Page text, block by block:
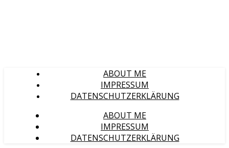
ABOUT ME
IMPRESSUM
DATENSCHUTZERKLÄRUNG
ABOUT ME
IMPRESSUM
DATENSCHUTZERKLÄRUNG